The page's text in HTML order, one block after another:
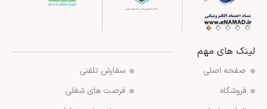
لینک های مهم
صفحه اصلی
فروشگاه
سفارش تلفنی
فرصت های شغلی